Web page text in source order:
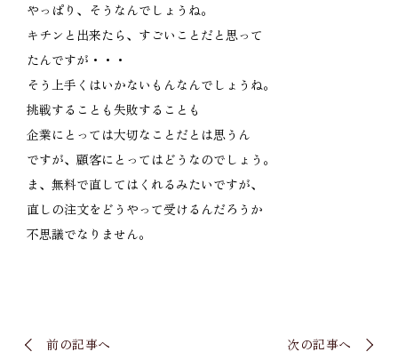
やっぱり、そうなんでしょうね。
キチンと出来たら、すごいことだと思って
たんですが・・・
そう上手くはいかないもんなんでしょうね。
挑戦することも失敗することも
企業にとっては大切なことだとは思うん
ですが、顧客にとってはどうなのでしょう。
ま、無料で直してはくれるみたいですが、
直しの注文をどうやって受けるんだろうか
不思議でなりません。
前の記事へ 次の記事へ